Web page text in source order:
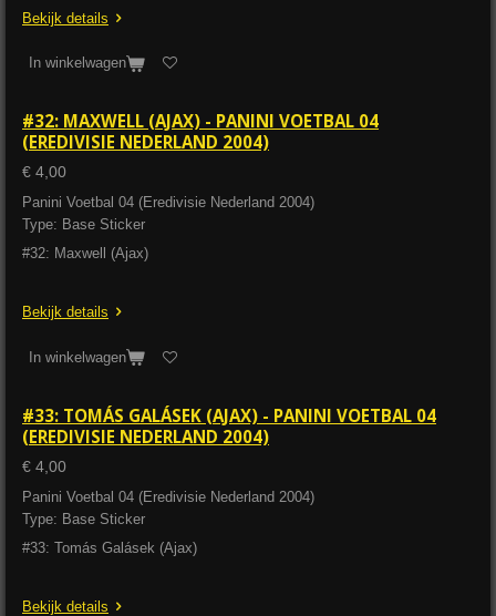
Bekijk details
In winkelwagen
#32: MAXWELL (AJAX) - PANINI VOETBAL 04
(EREDIVISIE NEDERLAND 2004)
€ 4,00
Panini Voetbal 04 (Eredivisie Nederland 2004)
Type: Base Sticker
#32: Maxwell (Ajax)
Bekijk details
In winkelwagen
#33: TOMÁS GALÁSEK (AJAX) - PANINI VOETBAL 04
(EREDIVISIE NEDERLAND 2004)
€ 4,00
Panini Voetbal 04 (Eredivisie Nederland 2004)
Type: Base Sticker
#33: Tomás Galásek (Ajax)
Bekijk details